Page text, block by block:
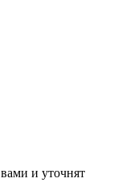
и уточнят